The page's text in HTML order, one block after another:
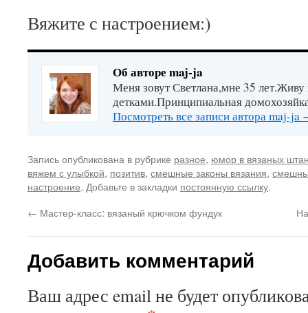
Вяжите с настроением:)
Об авторе maj-ja
Меня зовут Светлана,мне 35
детками.Принципиальная
Посмотреть все записи автора maj-ja
Запись опубликована в рубрике разное, юмор в вязаных
вяжем с улыбкой, позитив, смешные законы вязания,
настроение. Добавьте в закладки постоянную ссылку.
← Мастер-класс: вязаный крючком фундук
Добавить комментарий
Ваш адрес email не будет